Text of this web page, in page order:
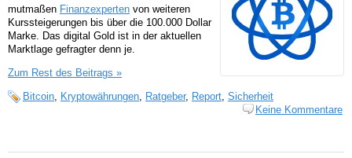
mutmaßen Finanzexperten von weiteren
Kurssteigerungen bis über die 100.000 Dollar
Marke. Das digital Gold ist in der aktuellen
Marktlage gefragter denn je.
Zum Rest des Beitrags »
Bitcoin, Kryptowährungen, Ratgeber, Report, Sicherheit
Keine Kommentare